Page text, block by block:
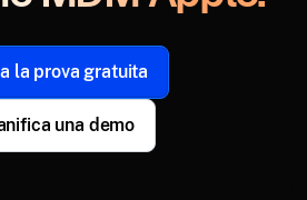
la prova gratuita
una demo